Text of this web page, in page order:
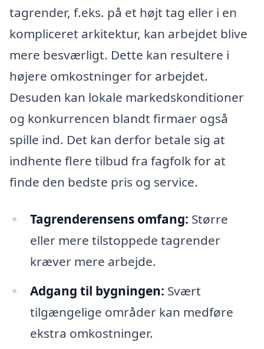
tagrender, f.eks. på et højt tag eller i en
kompliceret arkitektur, kan arbejdet blive
mere besværligt. Dette kan resultere i
højere omkostninger for arbejdet.
Desuden kan lokale markedskonditioner
og konkurrencen blandt firmaer også
spille ind. Det kan derfor betale sig at
indhente flere tilbud fra fagfolk for at
finde den bedste pris og service.
Tagrenderensens omfang: Større
eller mere tilstoppede tagrender
kræver mere arbejde.
Adgang til bygningen: Svært
tilgængelige områder kan medføre
ekstra omkostninger.